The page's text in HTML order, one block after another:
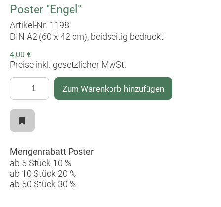
Poster "Engel"
Artikel-Nr. 1198
DIN A2 (60 x 42 cm), beidseitig bedruckt
4,00 €
Preise inkl. gesetzlicher MwSt.
Zum Warenkorb hinzufügen
Mengenrabatt Poster
ab 5 Stück 10 %
ab 10 Stück 20 %
ab 50 Stück 30 %